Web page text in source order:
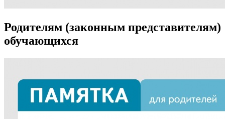
Родителям (законным представителям)
обучающихся